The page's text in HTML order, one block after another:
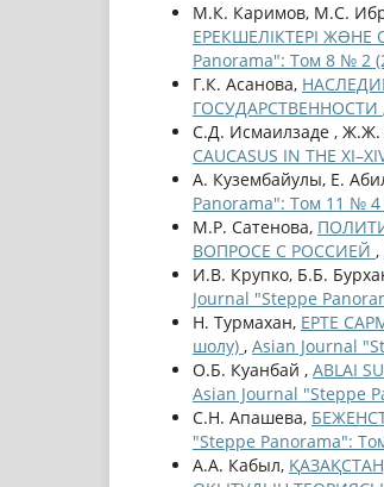
М.К. Каримов, М.С.
ЕРЕКШЕЛІКТЕРІ ЖƏНЕ
Panorama": Том 8 № 2
Г.К. Асанова,
ГОСУДАРСТВЕННОСТИ
С.Д. Исмаилзаде ,
CAUCASUS IN THE
А. Кузембайулы, Е.
Panorama": Том 11 № 4
М.Р. Сатенова,
ВОПРОСЕ С РОССИЕЙ ,
И.В. Крупко, Б.Б.
Journal "Steppe
Н. Турмахан, ЕРТЕ
шолу) , Asian Journal
О.Б. Куанбай , ABLAI
Asian Journal "Steppe
С.Н. Апашева,
"Steppe Panorama":
А.А. Кабыл,